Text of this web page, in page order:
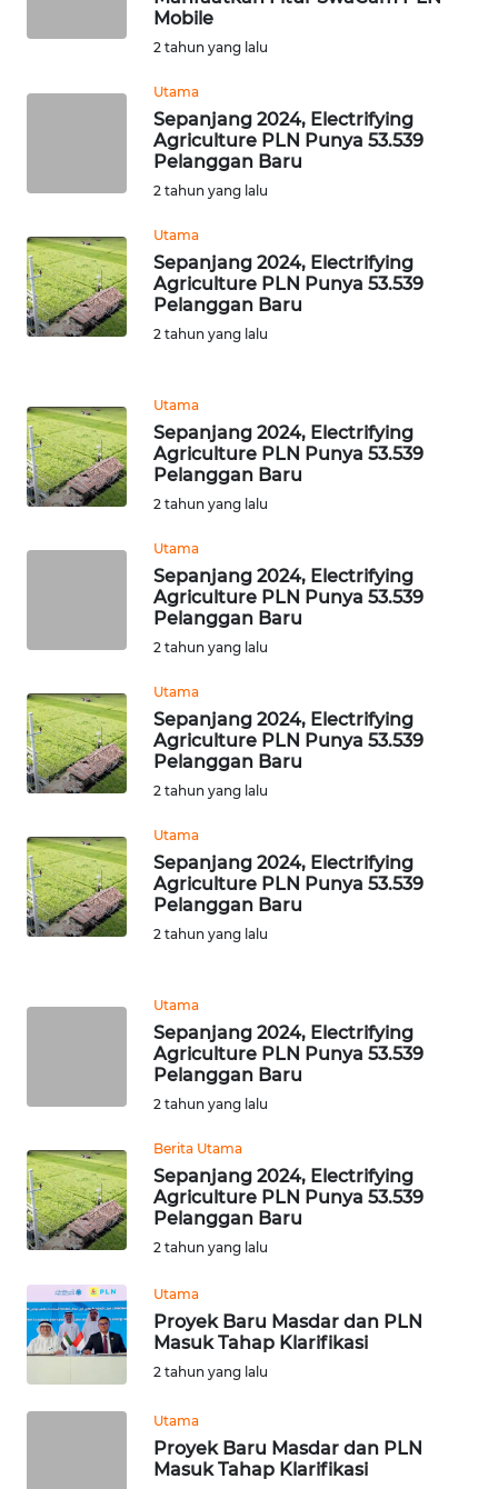
Mobile
2 tahun yang lalu
Utama
Sepanjang 2024, Electrifying
Agriculture PLN Punya 53.539
Pelanggan Baru
2 tahun yang lalu
Utama
Sepanjang 2024, Electrifying
Agriculture PLN Punya 53.539
Pelanggan Baru
2 tahun yang lalu
Utama
Sepanjang 2024, Electrifying
Agriculture PLN Punya 53.539
Pelanggan Baru
2 tahun yang lalu
Utama
Sepanjang 2024, Electrifying
Agriculture PLN Punya 53.539
Pelanggan Baru
2 tahun yang lalu
Utama
Sepanjang 2024, Electrifying
Agriculture PLN Punya 53.539
Pelanggan Baru
2 tahun yang lalu
Utama
Sepanjang 2024, Electrifying
Agriculture PLN Punya 53.539
Pelanggan Baru
2 tahun yang lalu
Utama
Sepanjang 2024, Electrifying
Agriculture PLN Punya 53.539
Pelanggan Baru
2 tahun yang lalu
Berita Utama
Sepanjang 2024, Electrifying
Agriculture PLN Punya 53.539
Pelanggan Baru
2 tahun yang lalu
Utama
Proyek Baru Masdar dan PLN
Masuk Tahap Klarifikasi
2 tahun yang lalu
Utama
Proyek Baru Masdar dan PLN
Masuk Tahap Klarifikasi
KALBAR
KALTARA
WN
KALSEL
KALTIM
WN
SULSEL
WN
MALUKU
WN
DAIRI
WN
LANGKAT
WN
SELATAN
WN